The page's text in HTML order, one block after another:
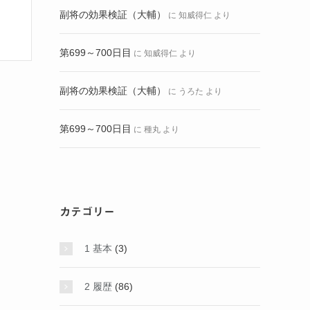
副将の効果検証（大輔） に 知威得仁 より
第699～700日目 に 知威得仁 より
副将の効果検証（大輔） に うろた より
第699～700日目 に 種丸 より
カテゴリー
1 基本 (3)
2 履歴 (86)